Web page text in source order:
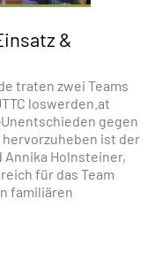
&
traten zwei Teams
loswerden.at
gegen
hervorzuheben ist der
Annika Holnsteiner,
für das Team
familiären